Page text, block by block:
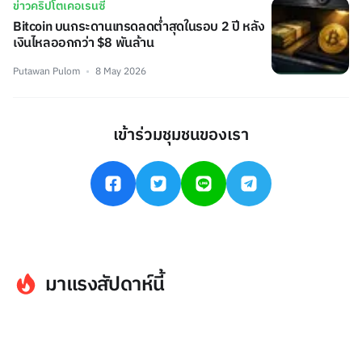
ข่าวคริปโตเคอเรนซี่
Bitcoin บนกระดานเทรดลดต่ำสุดในรอบ 2 ปี หลัง
เงินไหลออกกว่า $8 พันล้าน
Putawan Pulom 8 May 2026
เข้าร่วมชุมชนของเรา
มาแรงสัปดาห์นี้